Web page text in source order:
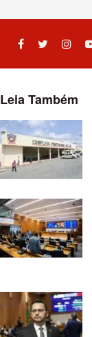
Leia Também